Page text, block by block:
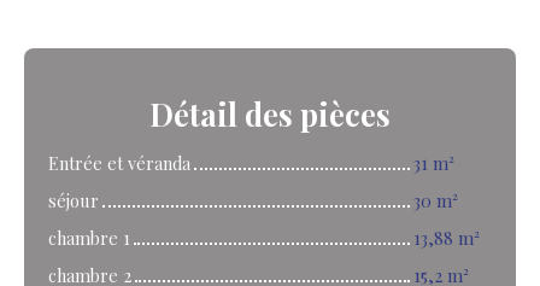
Détail des pièces
Entrée et véranda
31 m²
séjour
30 m²
chambre 1
13,88 m²
chambre 2
15,2 m²